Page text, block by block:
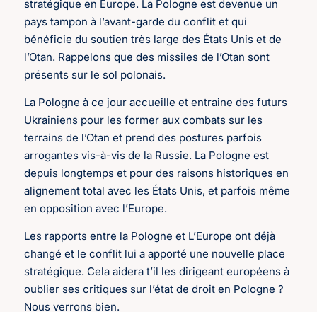
stratégique en Europe. La Pologne est devenue un
pays tampon à l’avant-garde du conflit et qui
bénéficie du soutien très large des États Unis et de
l’Otan. Rappelons que des missiles de l’Otan sont
présents sur le sol polonais.
La Pologne à ce jour accueille et entraine des futurs
Ukrainiens pour les former aux combats sur les
terrains de l’Otan et prend des postures parfois
arrogantes vis-à-vis de la Russie. La Pologne est
depuis longtemps et pour des raisons historiques en
alignement total avec les États Unis, et parfois même
en opposition avec l’Europe.
Les rapports entre la Pologne et L’Europe ont déjà
changé et le conflit lui a apporté une nouvelle place
stratégique. Cela aidera t’il les dirigeant européens à
oublier ses critiques sur l’état de droit en Pologne ?
Nous verrons bien.